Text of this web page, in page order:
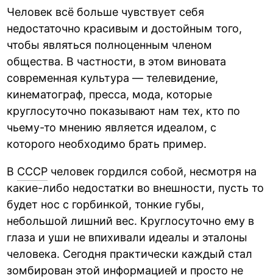
Человек всё больше чувствует себя
недостаточно красивым и достойным того,
чтобы являться полноценным членом
общества. В частности, в этом виновата
современная культура — телевидение,
кинематограф, пресса, мода, которые
круглосуточно показывают нам тех, кто по
чьему-то мнению является идеалом, с
которого необходимо брать пример.
В СССР человек гордился собой, несмотря на
какие-либо недостатки во внешности, пусть то
будет нос с горбинкой, тонкие губы,
небольшой лишний вес. Круглосуточно ему в
глаза и уши не впихивали идеалы и эталоны
человека. Сегодня практически каждый стал
зомбирован этой информацией и просто не